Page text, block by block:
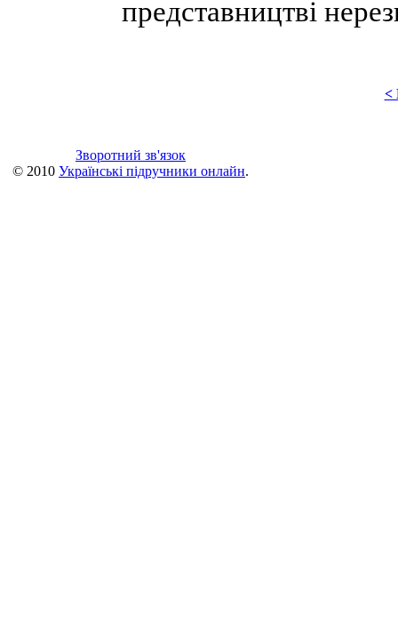
представництві
<
Зворотний зв'язок
© 2010 Українські підручники онлайн.